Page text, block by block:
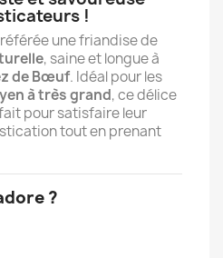
!
une friandise de
, saine et longue à
de Bœuf. Idéal pour les
à très grand, ce délice
pour satisfaire leur
tout en prenant
?